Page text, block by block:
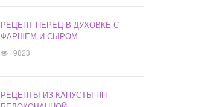
РЕЦЕПТ ПЕРЕЦ В ДУХОВКЕ С
ФАРШЕМ И СЫРОМ
9823
РЕЦЕПТЫ ИЗ КАПУСТЫ ПП